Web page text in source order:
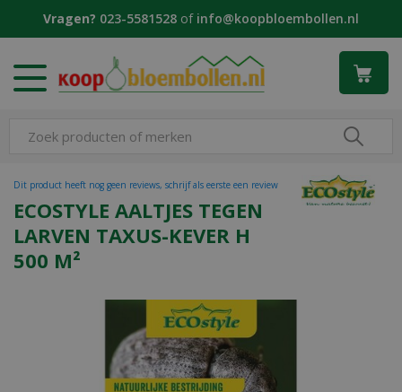
Vragen? 023-5581528 of info@koopbloembollen.nl
ECOSTYLE AALTJES TEGEN
LARVEN TAXUS-KEVER H
500 M²
Dit product heeft nog geen reviews, schrijf als eerste een review